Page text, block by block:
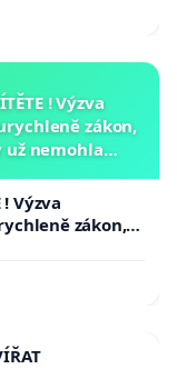
! Výzva
zákon,
nemohla
! Výzva
zákon,
opakovat!